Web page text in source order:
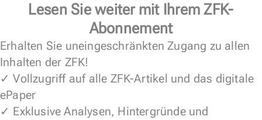
Lesen Sie weiter mit Ihrem ZFK-
Abonnement
Erhalten Sie uneingeschränkten Zugang zu allen
Inhalten der ZFK!
✓ Vollzugriff auf alle ZFK-Artikel und das digitale
ePaper
✓ Exklusive Analysen, Hintergründe und